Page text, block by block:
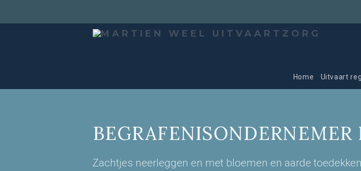
Home Uitvaart
BEGRAFENISONDERNEMER
Zachtjes neerleggen en met bloemen en aarde toedekken